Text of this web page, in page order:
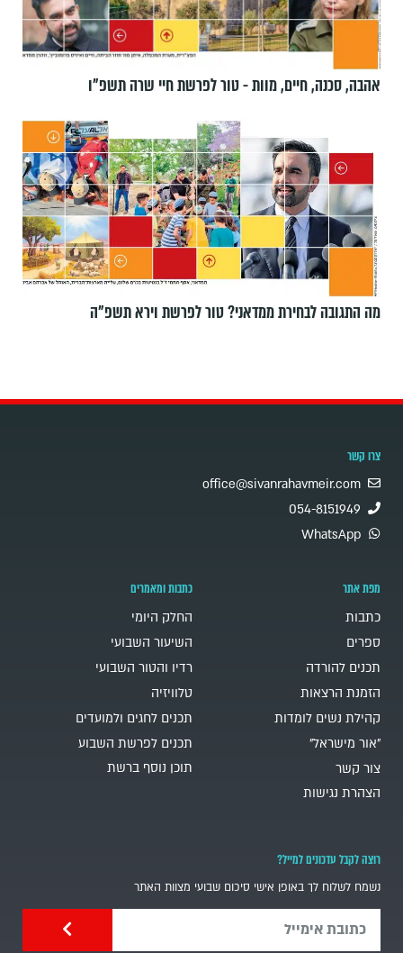
אהבה, סכנה, חיים, מוות - טור לפרשת חיי שרה תשפ"ו
מה התגובה לבחירת ממדאני? טור לפרשת וירא תשפ"ה
צרו קשר
office@sivanrahavmeir.com
054-8151949
WhatsApp
מפת אתר
כתבות
ספרים
תכנים להורדה
הזמנת הרצאות
קהילת נשים לומדות
"אור מישראל"
צור קשר
הצהרת נגישות
כתבות ומאמרים
החלק היומי
השיעור השבועי
רדיו והטור השבועי
טלוויזיה
תכנים לחגים ולמועדים
תכנים לפרשת השבוע
תוכן נוסף ברשת
רוצה לקבל עדכונים למייל?
נשמח לשלוח לך באופן אישי סיכום שבועי מצוות האתר